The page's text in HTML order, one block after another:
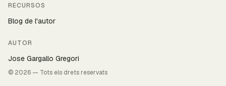
RECURSOS
Blog de l'autor
AUTOR
Jose Gargallo Gregori
© 2026 — Tots els drets reservats